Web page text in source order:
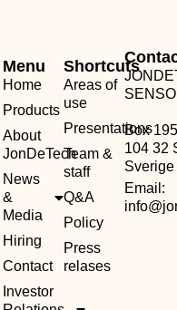
Shortcuts
Areas of
use
Presentations
Team &
staff
Q&A
Policy
Press
relases
Menu
Home
Products
About
JonDeTech
News
&
Media
Hiring
Contact
Investor
Box
104 32
Sverige
Email: